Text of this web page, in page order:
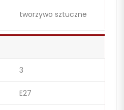
tworzywo sztuczne
3
E27